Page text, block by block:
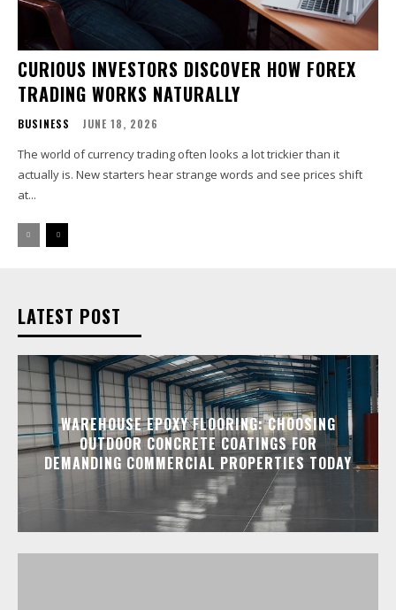
CURIOUS INVESTORS DISCOVER HOW FOREX
TRADING WORKS NATURALLY
BUSINESS JUNE 18, 2026
The world of currency trading often looks a lot trickier than it
actually is. New starters hear strange words and see prices shift
at...
LATEST POST
WAREHOUSE EPOXY FLOORING: CHOOSING
OUTDOOR CONCRETE COATINGS FOR
DEMANDING COMMERCIAL PROPERTIES TODAY